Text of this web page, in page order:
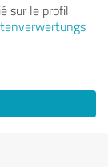
sur le profil